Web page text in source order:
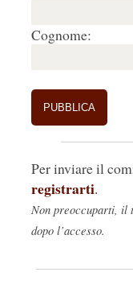
Cognome:
Per inviare il
registrarti.
Non preoccuparti, il
dopo l’accesso.